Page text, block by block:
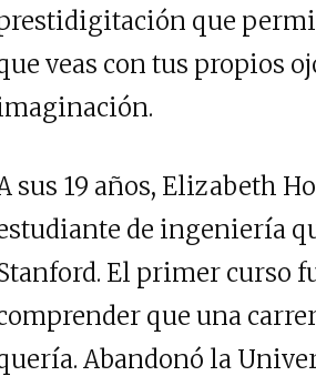
que
veas con tus propios
sus 19 años, Elizabeth
de ingeniería
El primer curso
que una
Abandonó la